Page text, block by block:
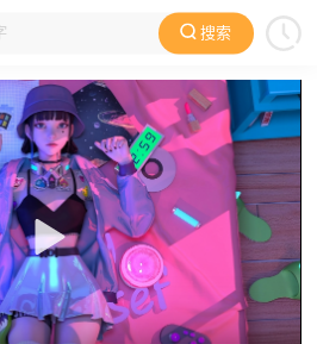
搜索
国产动漫 欧美动漫 动漫电影